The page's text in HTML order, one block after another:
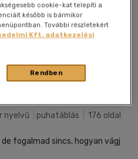
nyelvű puhatáblás 176 oldal
fogalmad sincs, hogyan vágj
cookie-kat telepíti a
később is bármikor
További részletekért
Kft. adatkezelési
Rendben